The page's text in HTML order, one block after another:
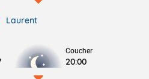
Laurent
Coucher
20:00